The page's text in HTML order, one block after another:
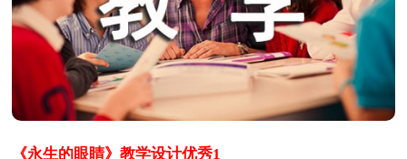
《永生的眼睛》教学设计优秀1